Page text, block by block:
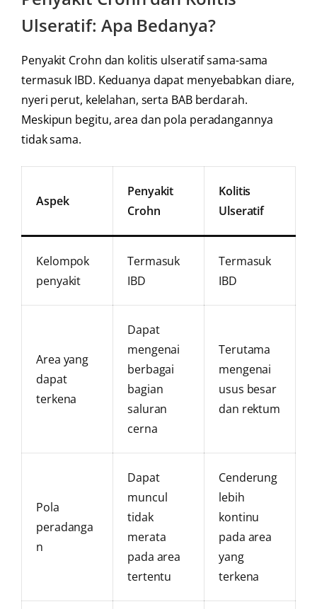
Ulseratif: Apa Bedanya?
Penyakit Crohn dan kolitis ulseratif sama-sama
termasuk IBD. Keduanya dapat menyebabkan diare,
nyeri perut, kelelahan, serta BAB berdarah.
Meskipun begitu, area dan pola peradangannya
tidak sama.
Aspek
Penyakit
Crohn
Kolitis
Ulseratif
Kelompok
penyakit
Termasuk
IBD
Termasuk
IBD
Area yang
dapat
terkena
Dapat
mengenai
berbagai
bagian
saluran
cerna
Terutama
mengenai
usus besar
dan rektum
Pola
peradanga
n
Dapat
muncul
tidak
merata
pada area
tertentu
Cenderung
lebih
kontinu
pada area
yang
terkena